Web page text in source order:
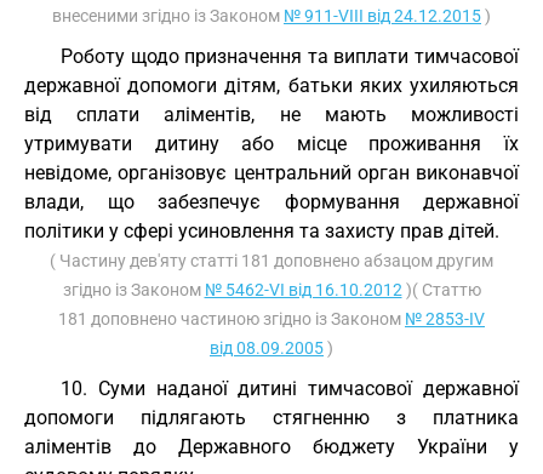
внесеними згідно із Законом № 911-VIII від 24.12.2015)
Роботу щодо призначення та виплати тимчасової
державної допомоги дітям, батьки яких ухиляються
від сплати аліментів, не мають можливості
утримувати дитину або місце проживання їх
невідоме, організовує центральний орган виконавчої
влади, що забезпечує формування державної
політики у сфері усиновлення та захисту прав дітей.
( Частину дев'яту статті 181 доповнено абзацом другим
згідно із Законом № 5462-VI від 16.10.2012 )( Статтю
181 доповнено частиною згідно із Законом № 2853-IV
від 08.09.2005)
10. Суми наданої дитині тимчасової державної
допомоги підлягають стягненню з платника
аліментів до Державного бюджету України у